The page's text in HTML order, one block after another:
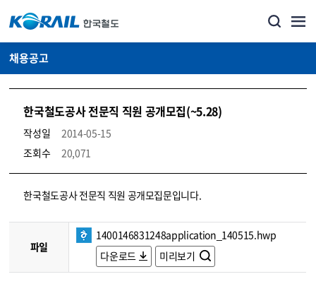
채용공고
한국철도공사 전문직 직원 공개모집(~5.28)
작성일
2014-05-15
조회수
20,071
코레일소개_경영공시_채용공고 상세보기 – 내용, 파일, 담당자 연락처로 구성
한국철도공사 전문직 직원 공개모집문입니다.
파일
1400146831248application_140515.hwp
다운로드
미리보기